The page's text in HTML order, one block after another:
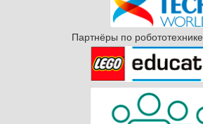
Партнёры по робототехнике